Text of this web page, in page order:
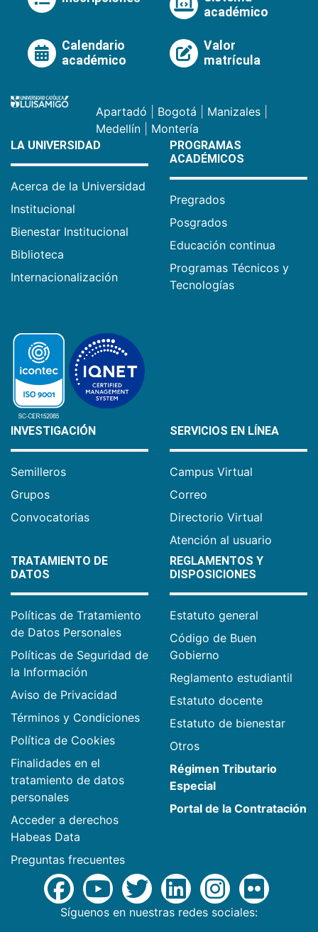
académico
Calendario
académico
Valor
matrícula
Apartadó Bogotá Manizales
Medellín
Montería
LA UNIVERSIDAD
Acerca de la Universidad
Institucional
Bienestar Institucional
Biblioteca
Internacionalización
PROGRAMAS
ACADÉMICOS
Pregrados
Posgrados
Educación continua
Programas Técnicos y
Tecnologías
INVESTIGACIÓN
Semilleros
Grupos
Convocatorias
SERVICIOS EN LÍNEA
Campus Virtual
Correo
Directorio Virtual
Atención al usuario
TRATAMIENTO DE
DATOS
Políticas de Tratamiento
de Datos Personales
Políticas de Seguridad de
la Información
Aviso de Privacidad
Términos y Condiciones
Política de Cookies
Finalidades en el
tratamiento de datos
personales
Acceder a derechos
Habeas Data
Preguntas frecuentes
REGLAMENTOS Y
DISPOSICIONES
Estatuto general
Código de Buen
Gobierno
Reglamento estudiantil
Estatuto docente
Estatuto de bienestar
Otros
Régimen Tributario
Especial
Portal de la Contratación
Síguenos en nuestras redes sociales: